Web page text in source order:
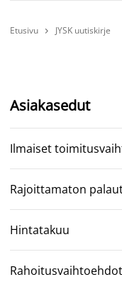
Etusivu  JYSK uutiskirje
Asiakasedut
Ilmaiset
Rajoittamaton
Hintatakuu
Rahoitusvaihtoehdot